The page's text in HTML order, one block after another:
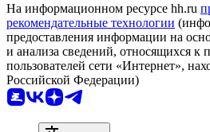
На информационном ресурсе hh.ru
рекомендательные технологии
предоставления информации на
и анализа сведений, относящихся к
пользователей сети «Интернет»,
Российской Федерации)